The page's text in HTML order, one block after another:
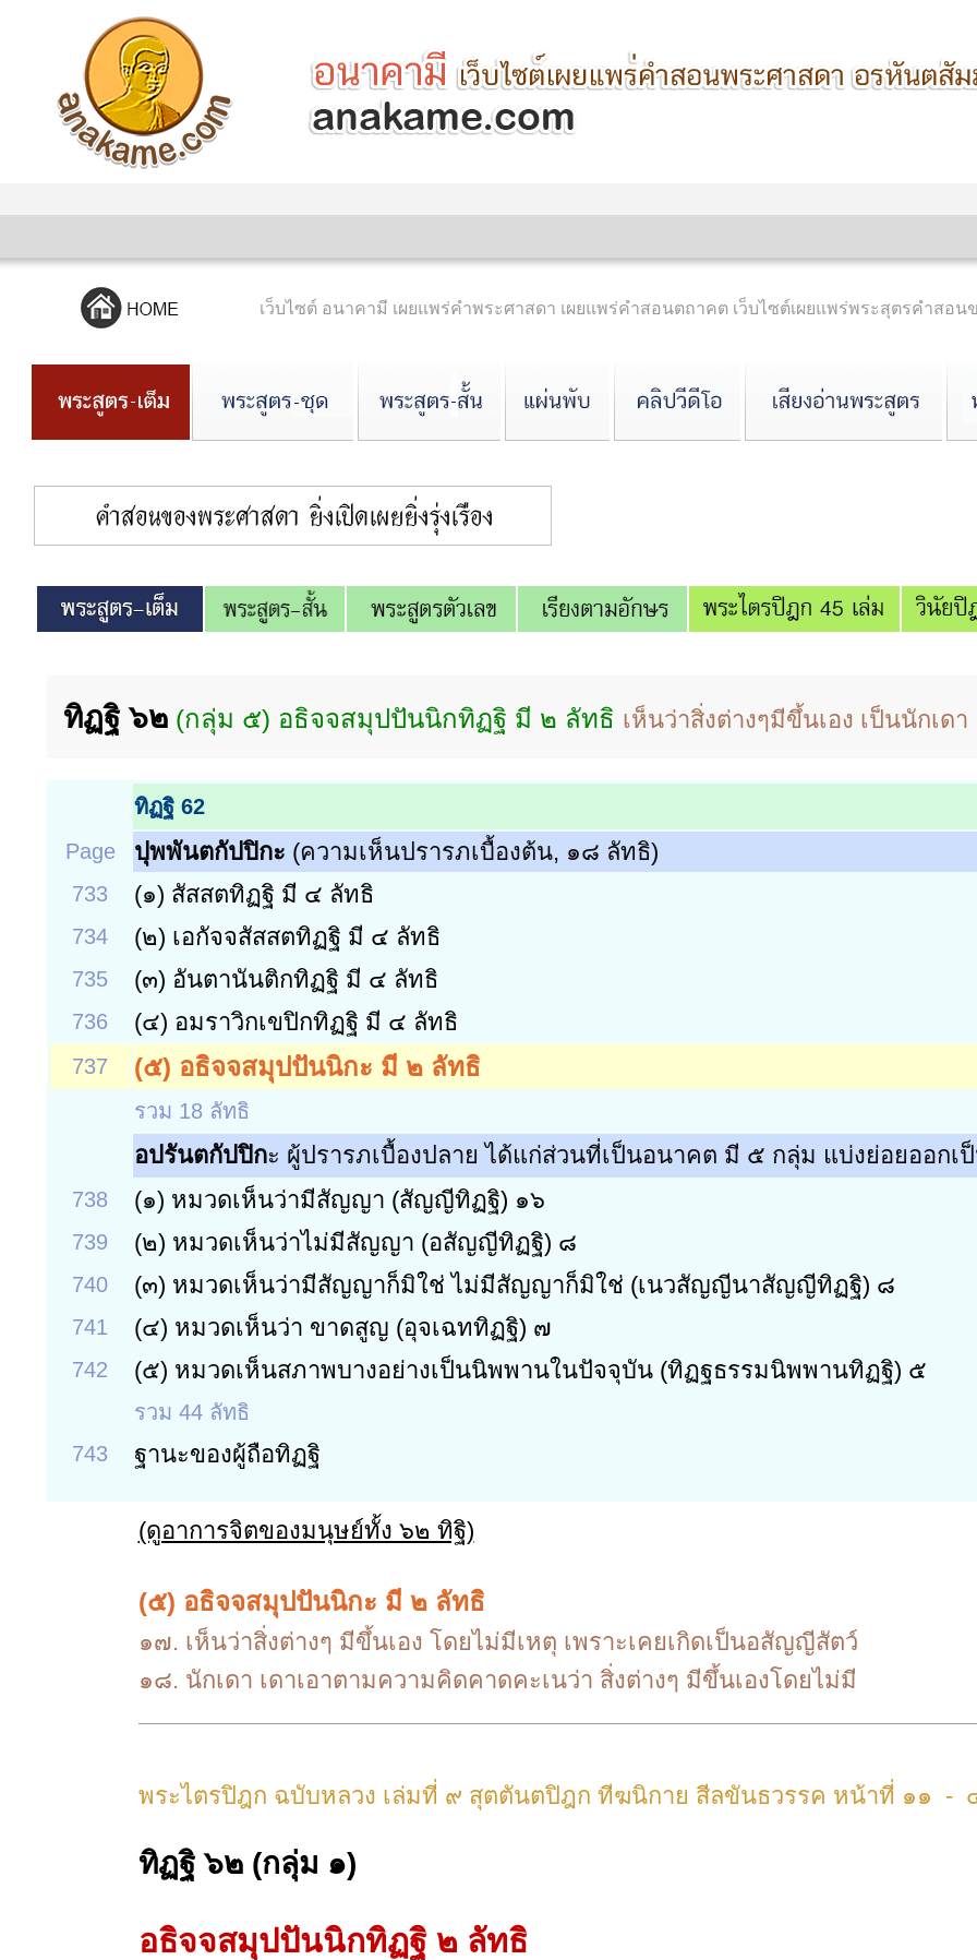
เว็บไซต์ อนาคามี เผยแพร่คำพระศาสดา เผยแพร่คำสอนตถาคต เว็บไซต์เผยแพร่พระสุตรคำสอ
ทิฏฐิ ๖๒(กลุ่ม ๕) อธิจจสมุปปันนิกทิฏฐิ มี ๒ ลัทธิ เห็นว่าสิ่งต่างๆมีขึ้นเอง เป็นนักเดา
ทิฏฐิ 62
Page
ปุพพันตกัปปิกะ (ความเห็นปรารภเบื้องต้น, ๑๘ ลัทธิ)
733 (๑) สัสสตทิฏฐิ มี ๔ ลัทธิ
734 (๒) เอกัจจสัสสตทิฏฐิ มี ๔ ลัทธิ
735 (๓) อันตานันติกทิฏฐิ มี ๔ ลัทธิ
736 (๔) อมราวิกเขปิกทิฏฐิ มี ๔ ลัทธิ
737 (๕) อธิจจสมุปปันนิกะ มี ๒ ลัทธิ
รวม 18 ลัทธิ
อปรันตกัปปิกะ ผู้ปรารภเบื้องปลาย ได้แก่ส่วนที่เป็นอนาคต มี ๕ กลุ่ม แบ่งย่อยออก
738 (๑) หมวดเห็นว่ามีสัญญา (สัญญีทิฏฐิ) ๑๖
739 (๒) หมวดเห็นว่าไม่มีสัญญา (อสัญญีทิฏฐิ) ๘
740 (๓) หมวดเห็นว่ามีสัญญาก็มิใช่ ไม่มีสัญญาก็มิใช่ (เนวสัญญีนาสัญญีทิฏฐิ) ๘
741 (๔) หมวดเห็นว่า ขาดสูญ (อุจเฉททิฏฐิ) ๗
742 (๕) หมวดเห็นสภาพบางอย่างเป็นนิพพานในปัจจุบัน (ทิฏฐธรรมนิพพานทิฏฐิ) ๕
รวม 44 ลัทธิ
743
ฐานะของผู้ถือทิฏฐิ
(ดูอาการจิตของมนุษย์ทั้ง ๖๒ ทิฐิ)
(๕) อธิจจสมุปปันนิกะ มี ๒ ลัทธิ
๑๗. เห็นว่าสิ่งต่างๆ มีขึ้นเอง โดยไม่มีเหตุ เพราะเคยเกิดเป็นอสัญญีสัตว์
๑๘. นักเดา เดาเอาตามความคิดคาดคะเนว่า สิ่งต่างๆ มีขึ้นเองโดยไม่มี
พระไตรปิฎก ฉบับหลวง เล่มที่ ๙ สุตตันตปิฎก ทีฆนิกาย สีลขันธวรรค หน้าที่ ๑๑ -
ทิฏฐิ ๖๒(กลุ่ม ๑)
อธิจจสมุปปันนิกทิฏฐิ ๒ ลัทธิ